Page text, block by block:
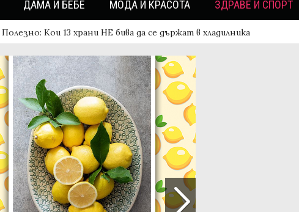
ДАМА И БЕБЕ МОДА И КРАСОТА ЗДРАВЕ И СПОРТ
Полезно: Кои 13 храни НЕ бива да се държат в хладилника